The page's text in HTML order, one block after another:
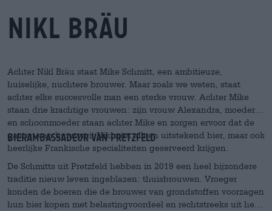
Nikl Bräu
Achter Nikl Bräu staat Mike Schmitt, een ambitieuze,
huiselijke, nuchtere brouwer. Maar zoals we weten, staat
achter elke succesvolle man een sterke vrouw. Achter Mike
staan drie krachtige vrouwen: zijn vrouw Alexandra, moeder
en schoonmoeder staan achter Mike en zorgen ervoor dat de
gasten van brouwerij Nikl niet alleen uitstekend bier, maar ook
heerlijke Frankische specialiteiten geserveerd krijgen.
Bierambassadeur van Pretzfeld
De Schmitts uit Pretzfeld hebben in 2019 een heel bijzondere
traditie nieuw leven ingeblazen: thuisbrouwen. Vroeger
konden de boeren die de brouwer van grondstoffen voorzagen
hun bier kopen met belastingvoordeel en rechtstreeks uit het